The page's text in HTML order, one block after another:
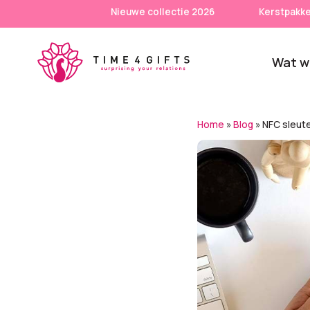
to
content
Nieuwe collectie 2026
Wat
Laat je door ons
Home »Blog »NFC